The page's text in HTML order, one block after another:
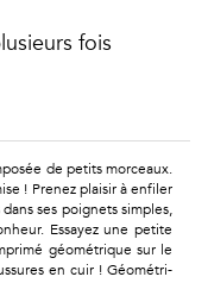
fois
de petits morceaux.
! Prenez plaisir à enfiler
ses poignets simples,
Essayez une petite
géométrique sur le
en cuir ! Géométri-